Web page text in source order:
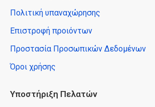
Πολιτική υπαναχώρησης
Επιστροφή προιόντων
Προστασία Προσωπικών Δεδομένων
Όροι χρήσης
Υποστήριξη Πελατών